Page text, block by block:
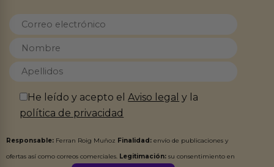
He leído y acepto elAviso legal y la
política de privacidad
Responsable: Ferran Roig Muñoz Finalidad: envío de publicaciones y
ofertas así como correos comerciales. Legitimación: su consentimiento en